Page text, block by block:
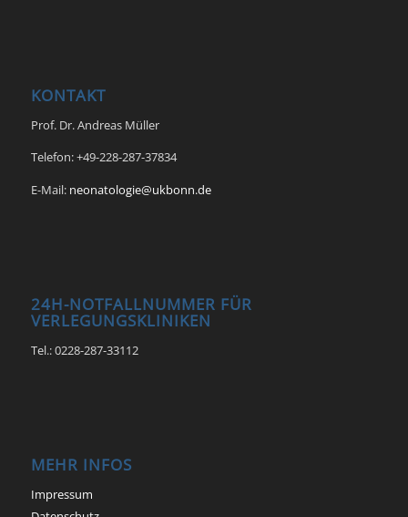
KONTAKT
Prof. Dr. Andreas Müller
Telefon: +49-228-287-37834
E-Mail: neonatologie@ukbonn.de
24H-NOTFALLNUMMER FÜR
VERLEGUNGSKLINIKEN
Tel.: 0228-287-33112
MEHR INFOS
Impressum